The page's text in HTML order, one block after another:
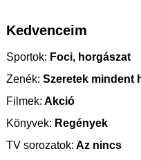
Kedvenceim
Sportok: Foci, horgászat
Zenék: Szeretek mindent
Filmek: Akció
Könyvek: Regények
TV sorozatok: Az nincs